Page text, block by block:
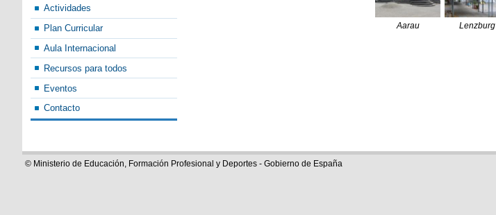
Actividades
Plan Curricular
Aula Internacional
Recursos para todos
Eventos
Contacto
Aarau Lenzburg
© Ministerio de Educación, Formación Profesional y Deportes - Gobierno de España